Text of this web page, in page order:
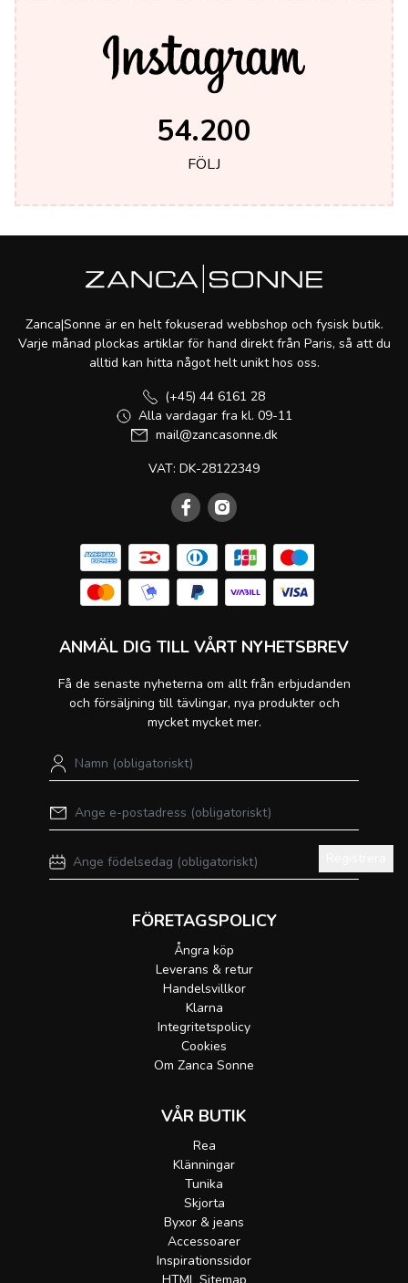
54.200
FÖLJ
Zanca|Sonne är en helt fokuserad webbshop och fysisk butik.
Varje månad plockas artiklar för hand direkt från Paris, så att du
alltid kan hitta något helt unikt hos oss.
(+45) 44 6161 28
Alla vardagar fra kl. 09-11
mail@zancasonne.dk
VAT: DK-28122349
ANMÄL DIG TILL VÅRT NYHETSBREV
Få de senaste nyheterna om allt från erbjudanden
och försäljning till tävlingar, nya produkter och
mycket mycket mer.
FÖRETAGSPOLICY
Ångra köp
Leverans & retur
Handelsvillkor
Klarna
Integritetspolicy
Cookies
Om Zanca Sonne
VÅR BUTIK
Rea
Klänningar
Tunika
Skjorta
Byxor & jeans
Accessoarer
Inspirationssidor